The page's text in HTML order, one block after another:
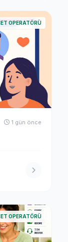
OPERATÖRÜ
1 gün önce
OPERATÖRÜ